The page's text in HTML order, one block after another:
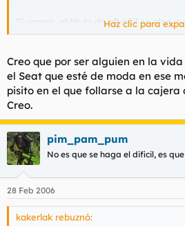
Sí vamos, el título de albañil es algo
tarjetas de visita...
Haz clic para
Creo que por ser alguien en la vida
el Seat que esté de moda en ese
pisito en el que follarse a la cajera
Creo.
pim_pam_pum
No es que se haga el dificil, es
28 Feb 2006
kakerlak rebuznó: